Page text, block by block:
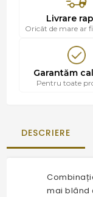
Livrare
Oricât de mare ar
Garantăm
Pentru toate
DESCRIERE
mai blând